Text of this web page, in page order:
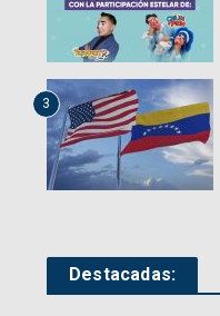
3
Destacadas: